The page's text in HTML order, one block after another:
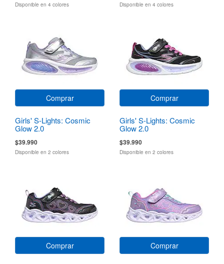
Disponible en 4 colores Disponible en 4 colores
Comprar
Girls' S-Lights: Cosmic
Glow 2.0
$39.990
Disponible en 2 colores
Comprar
Girls' S-Lights: Cosmic
Glow 2.0
$39.990
Disponible en 2 colores
Comprar Comprar